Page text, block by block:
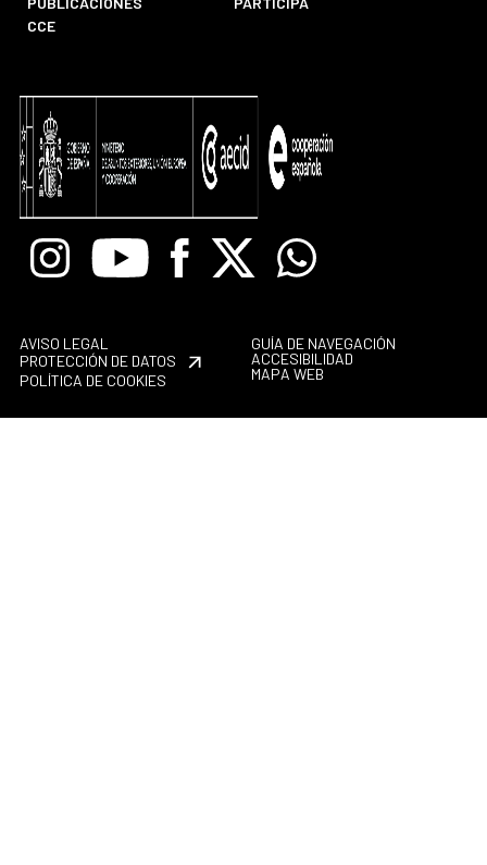
CCE
InstagramYoutube Facebook
X Whatsapp
AVISO LEGAL
PROTECCIÓN DE DATOS
POLÍTICA DE COOKIES
GUÍA DE NAVEGACIÓN
ACCESIBILIDAD
MAPA WEB